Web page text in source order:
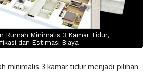
Rumah Minimalis 3 Kamar Tidur,
dan Estimasi Biaya--
minimalis 3 kamar tidur menjadi pilihan